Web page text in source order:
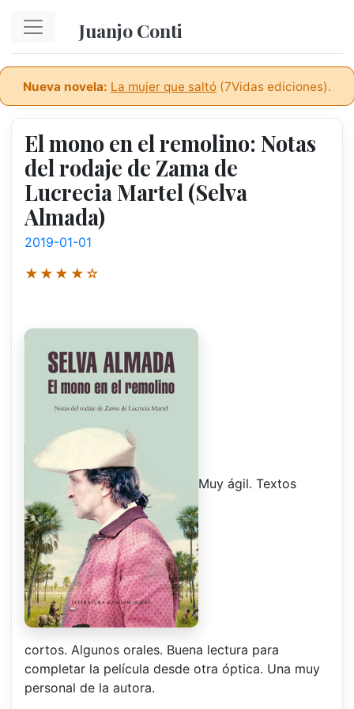
Juanjo Conti
Nueva novela: La mujer que saltó (7Vidas ediciones).
El mono en el remolino: Notas
del rodaje de Zama de
Lucrecia Martel (Selva
Almada)
2019-01-01
★★★★☆
Muy ágil. Textos
cortos. Algunos orales. Buena lectura para
completar la película desde otra óptica. Una muy
personal de la autora.